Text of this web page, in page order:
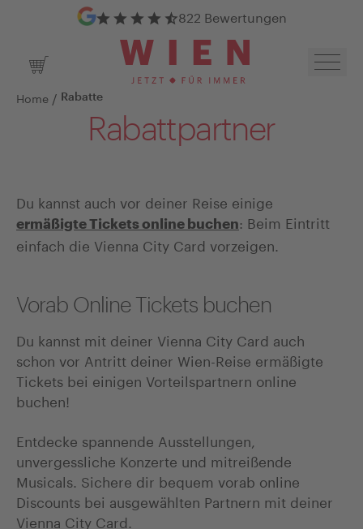
Google Bewertungen
822 Bewertungen
Warenkorb
Home / Rabatte
Rabattpartner
Du kannst auch vor deiner Reise einige
ermäßigte Tickets online buchen: Beim Eintritt
einfach die Vienna City Card vorzeigen.
Vorab Online Tickets buchen
Du kannst mit deiner Vienna City Card auch
schon vor Antritt deiner Wien-Reise ermäßigte
Tickets bei einigen Vorteilspartnern online
buchen!
Entdecke spannende Ausstellungen,
unvergessliche Konzerte und mitreißende
Musicals. Sichere dir bequem vorab online
Discounts bei ausgewählten Partnern mit deiner
Vienna City Card.